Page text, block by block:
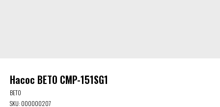
Насос BETO CMP-151SG1
BETO
SKU: 000000207